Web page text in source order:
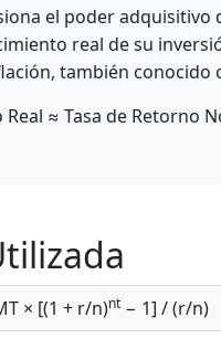
el poder
real de su
también conocido
Real ≈ Tasa de Retorno
× [(1 + r/n)nt − 1] / (r/n)